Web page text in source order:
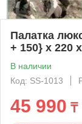
Палатка
+ 150} х 220
В наличии
Код: SS-1013
45 990 ₸